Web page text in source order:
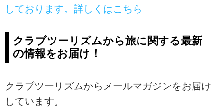
しております。詳しくはこちら
クラブツーリズムから旅に関する最新
の情報をお届け！
クラブツーリズムからメールマガジンをお届け
しています。